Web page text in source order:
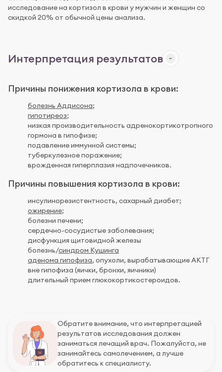
исследование на кортизол в крови у мужчин и женщин со
скидкой 20% от обычной цены анализа.
Интерпретация результатов
Причины понижения кортизола в крови:
болезнь Аддисона;
гипотиреоз;
низкая производительность адренокортикотропного
гормона в гипофизе;
подавление иммунной системы;
туберкулезное поражение;
врожденная гиперплазия надпочечников.
Причины повышения кортизола в крови:
инсулинорезистентность, сахарный диабет;
ожирение;
болезни печени;
сердечно-сосудистые заболевания;
дисфункция щитовидной железы
болезнь/синдром Кушинга
аденома гипофиза, опухоли, вырабатывающие АКТГ
вне гипофиза (яички, бронхи, яичники)
длительный прием глюкокортикостероидов.
Обратите внимание, что интерпретацией
результатов исследования должен
заниматься лечащий врач. Пожалуйста, не
занимайтесь самолечением, а лучше
обратитесь к специалисту.